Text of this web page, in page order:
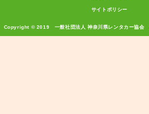
サイトポリシー
Copyright © 2019 一般社団法人 神奈川県レンタカー協会